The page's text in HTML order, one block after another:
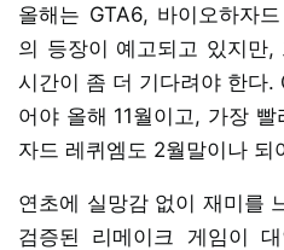
올해는 GTA6, 바이오하자
의 등장이 예고되고 있지만,
시간이 좀 더 기다려야 한다.
어야 올해 11월이고, 가장
자드 레퀴엠도 2월말이나 되
연초에 실망감 없이 재미를
검증된 리메이크 게임이